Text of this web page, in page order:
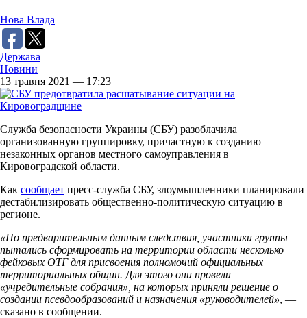
Нова Влада
Держава
Новини
13 травня 2021 — 17:23
Служба безопасности Украины (СБУ) разоблачила
организованную группировку, причастную к созданию
незаконных органов местного самоуправления в
Кировоградской области.
Как сообщает пресс-служба СБУ, злоумышленники планировали
дестабилизировать общественно-политическую ситуацию в
регионе.
«По предварительным данным следствия, участники группы
пытались сформировать на территории области несколько
фейковых ОТГ для присвоения полномочий официальных
территориальных общин. Для этого они провели
«учредительные собрания», на которых приняли решение о
создании псевдообразований и назначения «руководителей», —
сказано в сообщении.